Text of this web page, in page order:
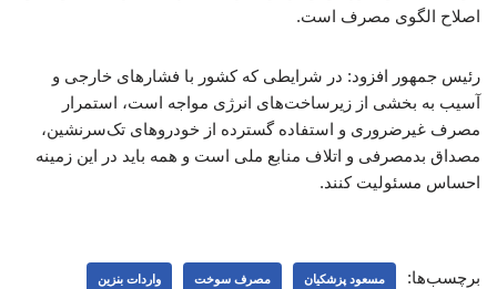
اصلاح الگوی مصرف است.
رئیس جمهور افزود: در شرایطی که کشور با فشارهای خارجی و
آسیب به بخشی از زیرساخت‌های انرژی مواجه است، استمرار
مصرف غیرضروری و استفاده گسترده از خودروهای تک‌سرنشین،
مصداق بدمصرفی و اتلاف منابع ملی است و همه باید در این زمینه
احساس مسئولیت کنند.
برچسب‌ها: مسعود پزشکیان مصرف سوخت واردات بنزین